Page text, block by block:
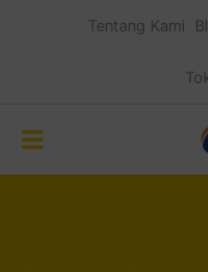
Tentang Kami